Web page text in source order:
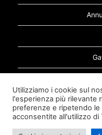
Utilizziamo i cookie sul
l'esperienza più rilevante
preferenze e ripetendo
acconsentite all'utilizzo di